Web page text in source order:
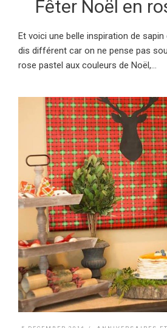
Fêter Noël en
Et voici une belle inspiration de sapin
dis différent car on ne pense pas
rose pastel aux couleurs de Noël,...